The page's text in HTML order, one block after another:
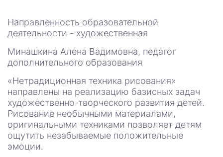
Направленность образовательной
деятельности - художественная
Минашкина Алена Вадимовна, педагог
дополнительного образования
«Нетрадиционная техника рисования»
направлены на реализацию базисных задач
художественно-творческого развития детей.
Рисование необычными материалами,
оригинальными техниками позволяет детям
ощутить незабываемые положительные
эмоции.